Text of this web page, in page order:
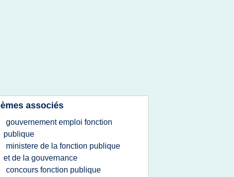
associés
gouvernement emploi fonction
publique
ministere de la fonction publique
et de la gouvernance
concours fonction publique